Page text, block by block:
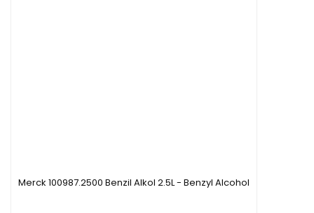
Merck 100987.2500 Benzil Alkol 2.5L - Benzyl Alcohol